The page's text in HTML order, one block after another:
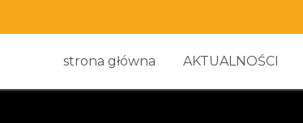
strona główna AKTUALNOŚCI